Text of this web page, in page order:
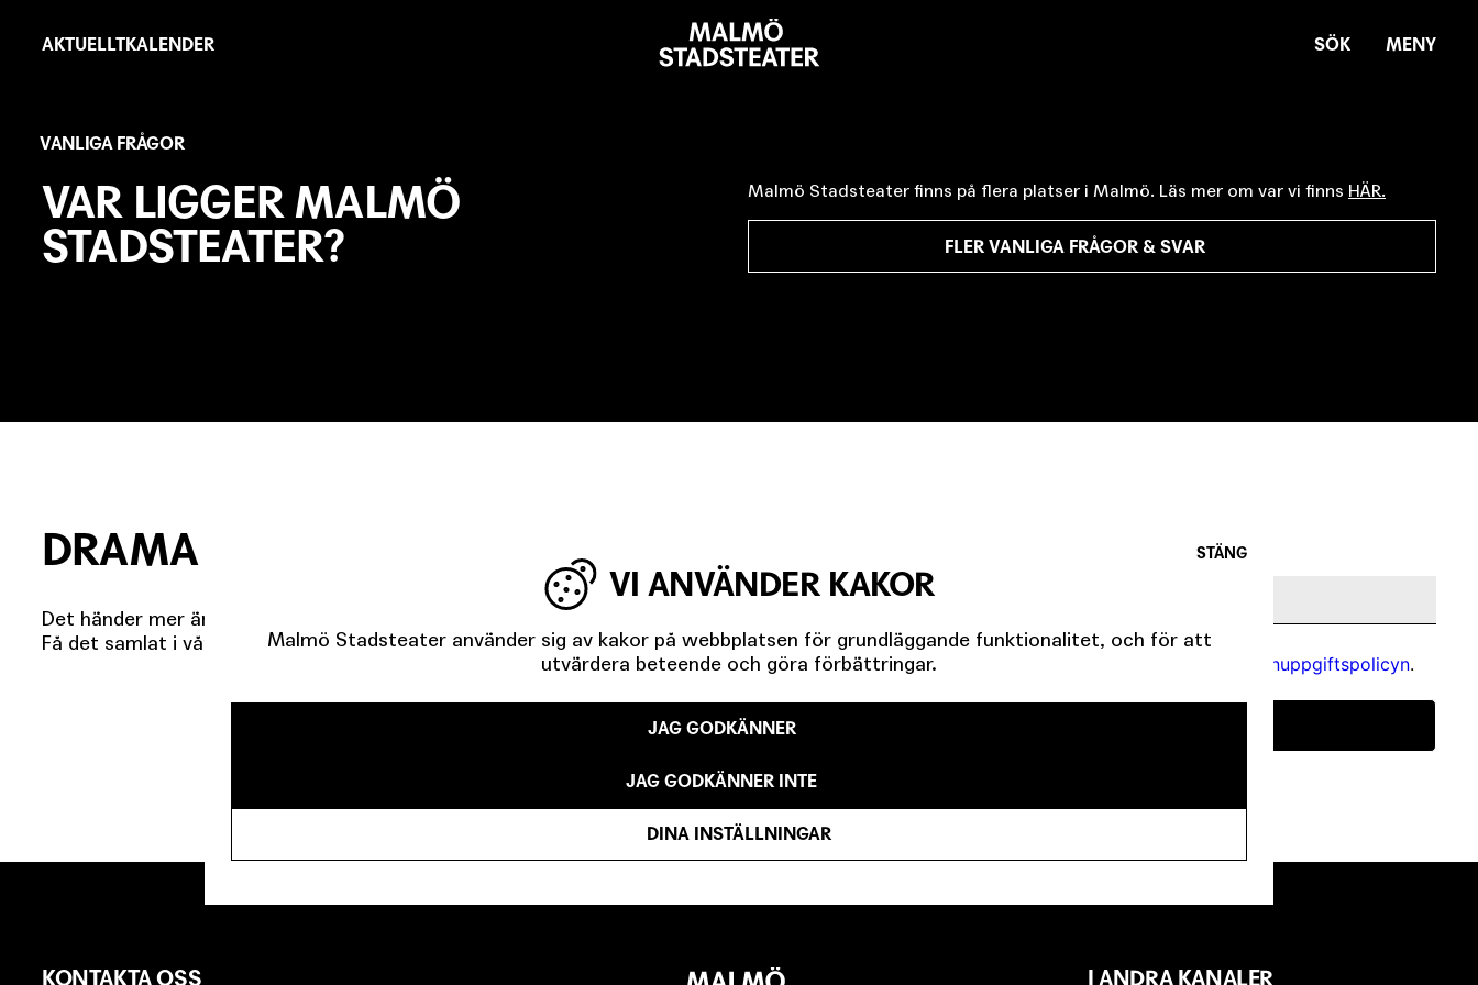
huvudinnehåll
länkar
AKTUELLTKALENDER
Stadsteater
SÖK MENY
VANLIGA FRÅGOR
VAR LIGGER MALMÖ
STADSTEATER?
Malmö Stadsteater finns på flera platser i Malmö. Läs mer om var vi finns HÄR.
FLER VANLIGA FRÅGOR & SVAR
DRAMA I INKORGEN
Det händer mer än du tror.
Få det samlat i vårt nyhetsbrev.
Jag godkänner att mina uppgifter behandlas enligt personuppgiftspolicyn.
KONTAKTA OSS I ANDRA KANALER
STÄNG
VI ANVÄNDER KAKOR
Malmö Stadsteater använder sig av kakor på webbplatsen för grundläggande funktionalitet, och för att
utvärdera beteende och göra förbättringar.
JAG GODKÄNNER
JAG GODKÄNNER INTE
DINA INSTÄLLNINGAR